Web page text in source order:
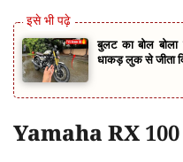
बुलट का बोल
धाकड़ लुक से जीता
Yamaha RX 100